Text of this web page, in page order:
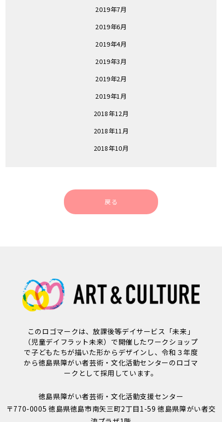
2019年7月
2019年6月
2019年4月
2019年3月
2019年2月
2019年1月
2018年12月
2018年11月
2018年10月
戻る
このロゴマークは、放課後等デイサービス「未来」
（児童デイフラット未来）で開催したワークショップ
で子どもたちが描いた形からデザインし、令和３年度
から徳島県障がい者芸術・文化活動センターのロゴマ
ークとして採用しています。
徳島県障がい者芸術・文化活動支援センター
〒770-0005 徳島県徳島市南矢三町2丁目1-59 徳島県障がい者交